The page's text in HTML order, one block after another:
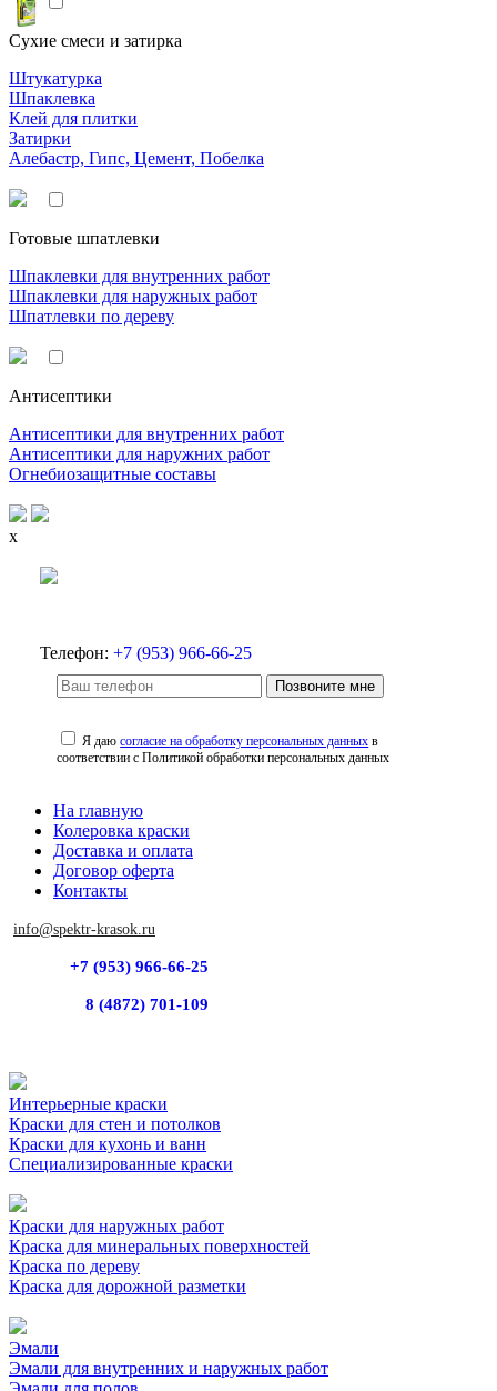
Сухие смеси и затирка
Штукатурка
Шпаклевка
Клей для плитки
Затирки
Алебастр, Гипс, Цемент, Побелка
Готовые шпатлевки
Шпаклевки для внутренних работ
Шпаклевки для наружных работ
Шпатлевки по дереву
Антисептики
Антисептики для внутренних работ
Антисептики для наружних работ
Огнебиозащитные составы
x
Телефон: +7 (953) 966-66-25
Позвоните мне
Я даюсогласие на обработку персональных данных в
соответствии с Политикой обработки персональных данных
На главную
Колеровка краски
Доставка и оплата
Договор оферта
Контакты
info@spektr-krasok.ru
+7 (953) 966-66-25
8 (4872) 701-109
Интерьерные краски
Краски для стен и потолков
Краски для кухонь и ванн
Специализированные краски
Краски для наружных работ
Краска для минеральных поверхностей
Краска по дереву
Краска для дорожной разметки
Эмали
Эмали для внутренних и наружных работ